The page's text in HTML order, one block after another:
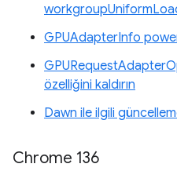
GPUAdapterInfo
özelliğini kaldırın
Dawn ile ilgili
Chrome 136